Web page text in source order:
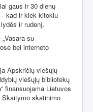
gaus ir 30 dienų
kad ir kiek kitokiu
ir rudenį.
su
bei interneto
Apskričių viešųjų
viešųjų bibliotekų
finansuojama Lietuvos
skatinimo